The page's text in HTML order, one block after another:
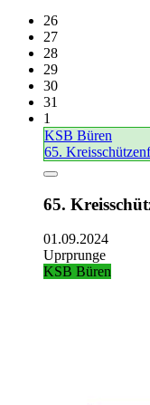
26
27
28
29
30
31
1
KSB Büren
65.
65.
01.09.2024
Uprprunge
KSB Büren